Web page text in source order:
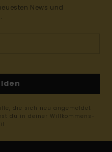
News und
die sich neu angemeldet
du in deiner Willkommens-